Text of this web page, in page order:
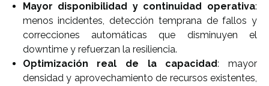
Mayor disponibilidad y continuidad operativa:
menos incidentes, detección temprana de fallos y
correcciones automáticas que disminuyen el
downtime y refuerzan la resiliencia.
Optimización real de la capacidad: mayor
densidad y aprovechamiento de recursos existentes,